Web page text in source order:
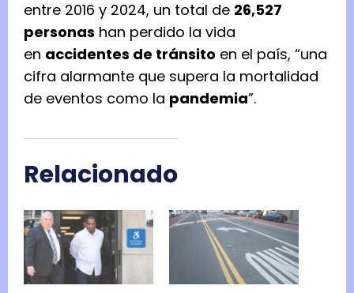
entre 2016 y 2024, un total de 26,527
personas han perdido la vida
en accidentes de tránsito en el país, “una
cifra alarmante que supera la mortalidad
de eventos como la pandemia”.
Relacionado